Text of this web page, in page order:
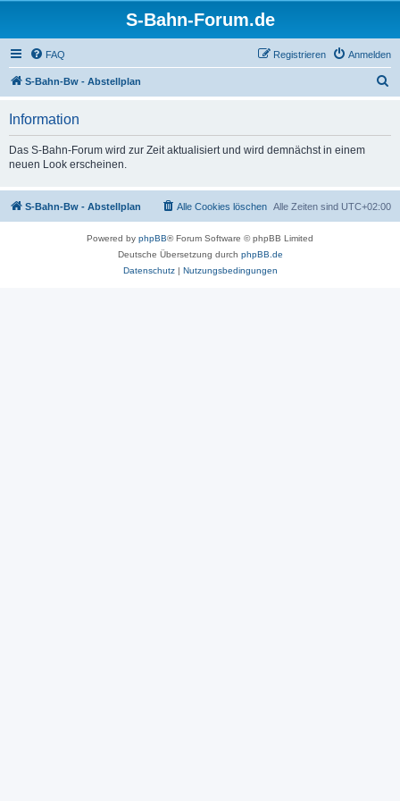
S-Bahn-Forum.de
FAQ Anmelden
Registrieren
S-Bahn-Bw - Abstellplan
Information
Das S-Bahn-Forum wird zur Zeit aktualisiert und wird demnächst in einem
neuen Look erscheinen.
S-Bahn-Bw - Abstellplan Alle Zeiten sind UTC+02:00
Alle Cookies löschen
Powered by phpBB® Forum Software © phpBB Limited
Deutsche Übersetzung durch phpBB.de
Datenschutz| Nutzungsbedingungen